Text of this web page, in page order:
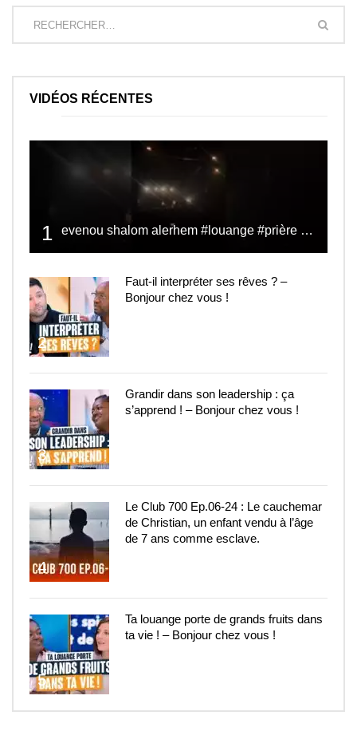
VIDÉOS RÉCENTES
1 evenou shalom alerhem #louange #prière #shalom
2
Faut-il interpréter ses rêves ? –
Bonjour chez vous !
3
Grandir dans son leadership : ça
s’apprend ! – Bonjour chez vous !
4
Le Club 700 Ep.06-24 : Le cauchemar
de Christian, un enfant vendu à l’âge
de 7 ans comme esclave.
5
Ta louange porte de grands fruits dans
ta vie ! – Bonjour chez vous !